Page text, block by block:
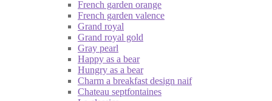
French garden orange
French garden valence
Grand royal
Grand royal gold
Gray pearl
Happy as a bear
Hungry as a bear
Charm a breakfast design naif
Chateau septfontaines